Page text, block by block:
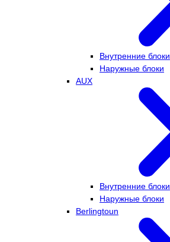
Внутренние блоки
Наружные блоки
AUX
Внутренние блоки
Наружные блоки
Berlingtoun